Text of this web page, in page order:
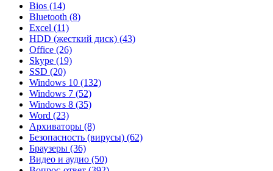
Bios (14)
Bluetooth (8)
Excel (11)
HDD (жесткий диск) (43)
Office (26)
Skype (19)
SSD (20)
Windows 10 (132)
Windows 7 (52)
Windows 8 (35)
Word (23)
Архиваторы (8)
Безопасность (вирусы) (62)
Браузеры (36)
Видео и аудио (50)